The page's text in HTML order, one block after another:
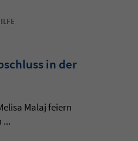
in der
Malaj feiern
...